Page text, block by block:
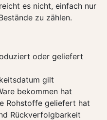
es nicht, einfach nur
zu zählen.
oder geliefert
gilt
bekommen hat
Rohstoffe geliefert hat
Rückverfolgbarkeit